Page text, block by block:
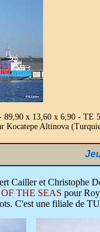
89,90 x 13,60 x 6,90 - TE
Kocatepe Altinova
Cailler et Christophe
THE SEAS pour
C'est une filiale de